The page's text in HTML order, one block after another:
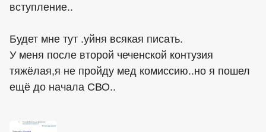
вступление..
Будет мне тут .уйня всякая писать.
У меня после второй чеченской контузия
тяжёлая,я не пройду мед комиссию..но я пошел
ещё до начала СВО..